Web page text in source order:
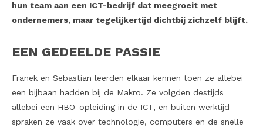
hun team aan een ICT-bedrijf dat meegroeit met
ondernemers, maar tegelijkertijd dichtbij zichzelf blijft.
EEN GEDEELDE PASSIE
Franek en Sebastian leerden elkaar kennen toen ze allebei
een bijbaan hadden bij de Makro. Ze volgden destijds
allebei een HBO-opleiding in de ICT, en buiten werktijd
spraken ze vaak over technologie, computers en de snelle